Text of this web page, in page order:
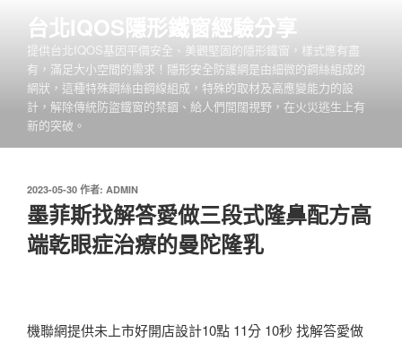
台北IQOS隱形鐵窗經驗分享
提供台北IQOS基因平價安全、美觀堅固的隱形鐵窗，樣式應有盡
有，滿足大小空間的需求！隱形安全防護網是由細微的鋼絲組成的
網狀，這種特殊鋼絲由鋼線組成，特殊的取材及高應變能力的設
計，解除傳統防盜鐵窗的禁錮、給人們開闊視野，在火災逃生上有
新的突破。
發
佈
於
2023-05-30 作者: ADMIN
墨菲斯找解答愛做三段式隆鼻配方高
端乾眼症治療的曼陀隆乳
機聯網提供未上市好開店設計10點 11分 10秒 找解答愛做